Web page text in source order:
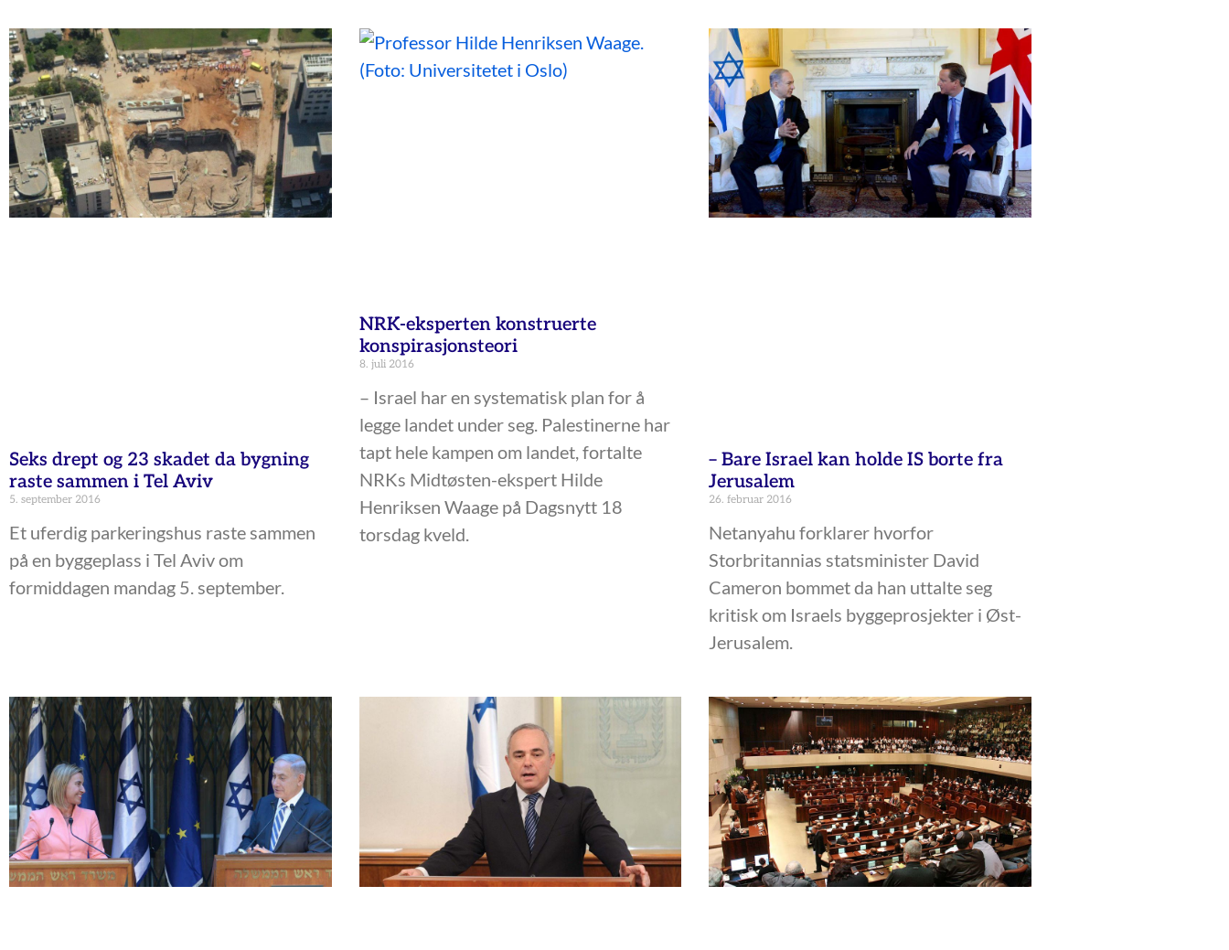
Seks drept og 23 skadet da bygning
raste sammen i Tel Aviv
5. september 2016
Et uferdig parkeringshus raste sammen
på en byggeplass i Tel Aviv om
formiddagen mandag 5. september.
NRK-eksperten konstruerte
konspirasjonsteori
8. juli 2016
– Israel har en systematisk plan for å
legge landet under seg. Palestinerne har
tapt hele kampen om landet, fortalte
NRKs Midtøsten-ekspert Hilde
Henriksen Waage på Dagsnytt 18
torsdag kveld.
– Bare Israel kan holde IS borte fra
Jerusalem
26. februar 2016
Netanyahu forklarer hvorfor
Storbritannias statsminister David
Cameron bommet da han uttalte seg
kritisk om Israels byggeprosjekter i Øst-
Jerusalem.